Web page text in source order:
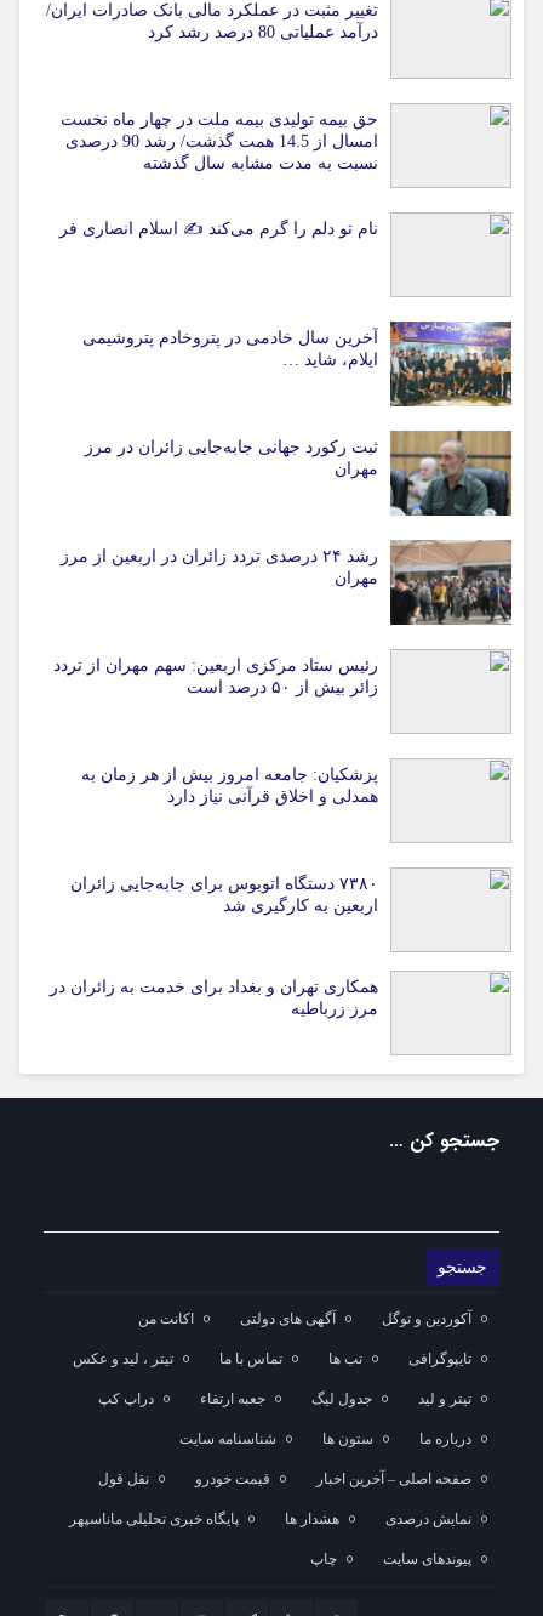
تغییر مثبت در عملکرد مالی بانک صادرات ایران/
درآمد عملیاتی 80 درصد رشد کرد
حق بیمه تولیدی بیمه ملت در چهار ماه نخست
امسال از 14.5 همت گذشت/ رشد 90 درصدی
نسبت به مدت مشابه سال گذشته
نام تو دلم را گرم می‌کند ✍️ اسلام انصاری فر
آخرین سال خادمی در پتروخادم پتروشیمی
ایلام، شاید …
ثبت رکورد جهانی جابه‌جایی زائران در مرز
مهران
رشد ۲۴ درصدی تردد زائران در اربعین از مرز
مهران
رئیس ستاد مرکزی اربعین: سهم مهران از تردد
زائر بیش از ۵۰ درصد است
پزشکیان: جامعه امروز بیش از هر زمان به
همدلی و اخلاق قرآنی نیاز دارد
۷۳۸۰ دستگاه اتوبوس برای جابه‌جایی زائران
اربعین به‌ کارگیری شد
همکاری تهران و بغداد برای خدمت به زائران در
مرز زرباطیه
جستجو کن …
آکوردین و توگل آگهی های دولتی اکانت من
تایپوگرافی تب ها تماس با ما تیتر ، لید و عکس
تیتر و لید جدول لیگ جعبه ارتقاء دراپ کپ
درباره ما ستون ها شناسنامه سایت
صفحه اصلی – آخرین اخبار قیمت خودرو نقل قول
نمایش درصدی هشدار ها پایگاه خبری تحلیلی ماناسپهر
پیوندهای سایت چاپ